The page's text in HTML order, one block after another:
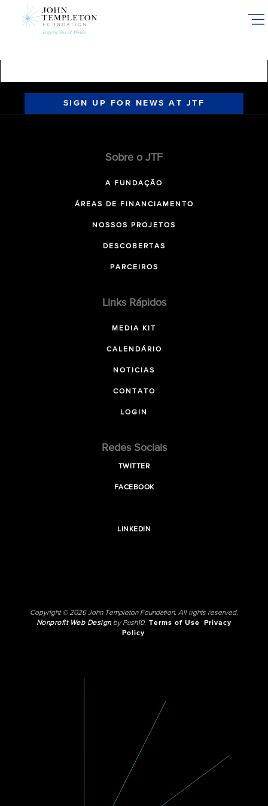
SIGN UP FOR NEWS AT JTF
Sobre o JTF
A FUNDAÇÃO
ÁREAS DE FINANCIAMENTO
NOSSOS PROJETOS
DESCOBERTAS
PARCEIROS
Links Rápidos
MEDIA KIT
CALENDÁRIO
NOTICIAS
CONTATO
LOGIN
Redes Sociais
TWITTER
FACEBOOK
LINKEDIN
Copyright © 2026 John Templeton Foundation. All rights reserved.
Nonprofit Web Designby Push10. Terms of Use
Privacy
Policy